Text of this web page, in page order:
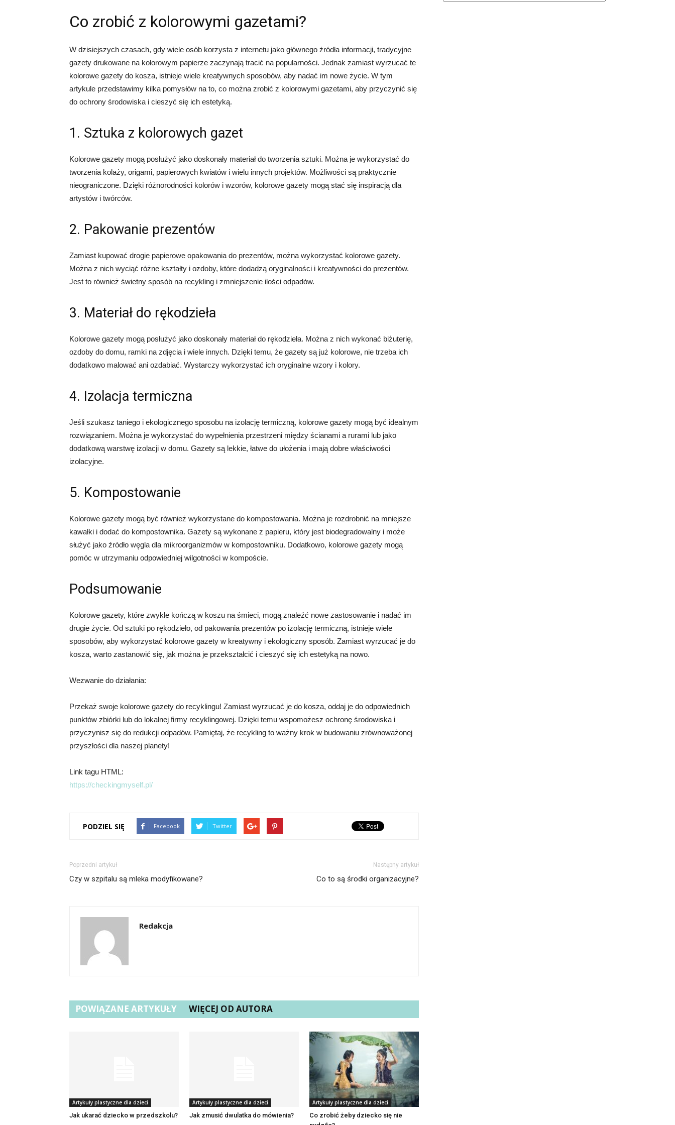
Co zrobić z kolorowymi gazetami?
W dzisiejszych czasach, gdy wiele osób korzysta z internetu jako głównego źródła informacji, tradycyjne
gazety drukowane na kolorowym papierze zaczynają tracić na popularności. Jednak zamiast wyrzucać te
kolorowe gazety do kosza, istnieje wiele kreatywnych sposobów, aby nadać im nowe życie. W tym
artykule przedstawimy kilka pomysłów na to, co można zrobić z kolorowymi gazetami, aby przyczynić się
do ochrony środowiska i cieszyć się ich estetyką.
1. Sztuka z kolorowych gazet
Kolorowe gazety mogą posłużyć jako doskonały materiał do tworzenia sztuki. Można je wykorzystać do
tworzenia kolaży, origami, papierowych kwiatów i wielu innych projektów. Możliwości są praktycznie
nieograniczone. Dzięki różnorodności kolorów i wzorów, kolorowe gazety mogą stać się inspiracją dla
artystów i twórców.
2. Pakowanie prezentów
Zamiast kupować drogie papierowe opakowania do prezentów, można wykorzystać kolorowe gazety.
Można z nich wyciąć różne kształty i ozdoby, które dodadzą oryginalności i kreatywności do prezentów.
Jest to również świetny sposób na recykling i zmniejszenie ilości odpadów.
3. Materiał do rękodzieła
Kolorowe gazety mogą posłużyć jako doskonały materiał do rękodzieła. Można z nich wykonać biżuterię,
ozdoby do domu, ramki na zdjęcia i wiele innych. Dzięki temu, że gazety są już kolorowe, nie trzeba ich
dodatkowo malować ani ozdabiać. Wystarczy wykorzystać ich oryginalne wzory i kolory.
4. Izolacja termiczna
Jeśli szukasz taniego i ekologicznego sposobu na izolację termiczną, kolorowe gazety mogą być idealnym
rozwiązaniem. Można je wykorzystać do wypełnienia przestrzeni między ścianami a rurami lub jako
dodatkową warstwę izolacji w domu. Gazety są lekkie, łatwe do ułożenia i mają dobre właściwości
izolacyjne.
5. Kompostowanie
Kolorowe gazety mogą być również wykorzystane do kompostowania. Można je rozdrobnić na mniejsze
kawałki i dodać do kompostownika. Gazety są wykonane z papieru, który jest biodegradowalny i może
służyć jako źródło węgla dla mikroorganizmów w kompostowniku. Dodatkowo, kolorowe gazety mogą
pomóc w utrzymaniu odpowiedniej wilgotności w kompoście.
Podsumowanie
Kolorowe gazety, które zwykle kończą w koszu na śmieci, mogą znaleźć nowe zastosowanie i nadać im
drugie życie. Od sztuki po rękodzieło, od pakowania prezentów po izolację termiczną, istnieje wiele
sposobów, aby wykorzystać kolorowe gazety w kreatywny i ekologiczny sposób. Zamiast wyrzucać je do
kosza, warto zastanowić się, jak można je przekształcić i cieszyć się ich estetyką na nowo.
Wezwanie do działania:
Przekaż swoje kolorowe gazety do recyklingu! Zamiast wyrzucać je do kosza, oddaj je do odpowiednich
punktów zbiórki lub do lokalnej firmy recyklingowej. Dzięki temu wspomożesz ochronę środowiska i
przyczynisz się do redukcji odpadów. Pamiętaj, że recykling to ważny krok w budowaniu zrównoważonej
przyszłości dla naszej planety!
Link tagu HTML:
https://checkingmyself.pl/
PODZIEL SIĘ Facebook Twitter
Poprzedni artykuł
Czy w szpitalu są mleka modyfikowane?
Następny artykuł
Co to są środki organizacyjne?
Redakcja
POWIĄZANE ARTYKUŁY WIĘCEJ OD AUTORA
Artykuły plastyczne dla dzieci
Jak ukarać dziecko w przedszkolu?
Artykuły plastyczne dla dzieci
Jak zmusić dwulatka do mówienia?
Artykuły plastyczne dla dzieci
Co zrobić żeby dziecko się nie